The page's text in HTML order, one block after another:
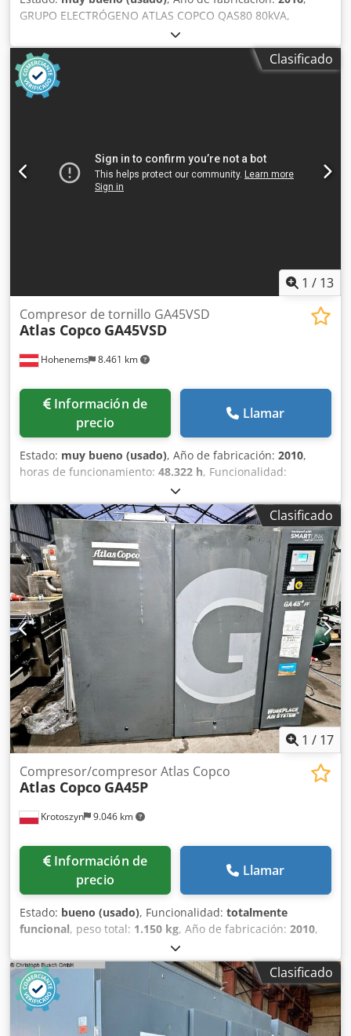
GRUPO ELECTRÓGENO ATLAS COPCO QAS80 80kVA,
fabricación 2016 Especificaciones técnicas: Potencia: 80
kVA (64 kW); Dodpfx Afozcn Dzeteck año de fabricación:
2016; motor: PERKINS horas de funcionamiento: 2950
horas El grupo electrógeno está en perfecto estado de
funcionamiento. Precio neto: 59.500 PLN Precio bruto:
Clasificado
1 / 13
Hohenems 8.461 km
Compresor de tornillo GA45VSD
Atlas Copco GA45VSD
Información de
precio
Llamar
Estado: muy bueno (usado), Año de fabricación: 2010,
horas de funcionamiento: 48.322 h, Funcionalidad:
, Compresor de tornillo Atlas Copco
GA45VSD Convertidor de frecuencia integrado 45 kW 13
bar Djdpfx Ajypm D Hsftock 8,60 m3/min Año de
fabricación: 2010 Horas de funcionamiento: 48.322
Clasificado
1 / 17
Krotoszyn 9.046 km
Compresor/compresor Atlas Copco
Atlas Copco GA45P
Información de
precio
Llamar
Estado: bueno (usado), Funcionalidad: totalmente
funcional, peso total: 1.150 kg, Año de fabricación: 2010,
Compresor/Compresor Atlas Copco GA45P Presión máxima
de trabajo admisible (MAWP) 7,8 bar/113 psi Capacidad
133,7 l/s 183,3 CFM 8,02 m³/min Voltaje 400 V 50 Hz
Potencia 45kW/60HP 2985 rpm Peso 1150 kg Año de
producción 2010 Dimensiones 2000x1000x1800mm Dcedsv
Ey Tispfx Aftsk
Clasificado